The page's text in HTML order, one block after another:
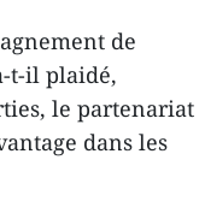
de
t-il plaidé,
le partenariat
dans les